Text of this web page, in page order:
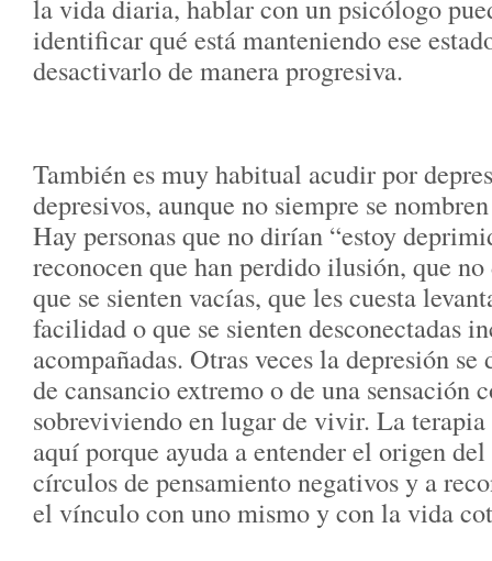
la vida diaria, hablar con un psicólogo
identificar qué está manteniendo ese
desactivarlo de manera progresiva.
También es muy habitual acudir por
depresivos, aunque no siempre se
Hay personas que no dirían “estoy
reconocen que han perdido ilusión, que
que se sienten vacías, que les cuesta
facilidad o que se sienten desconectadas
acompañadas. Otras veces la depresión
de cansancio extremo o de una sensación
sobreviviendo en lugar de vivir. La
aquí porque ayuda a entender el origen
círculos de pensamiento negativos y a
el vínculo con uno mismo y con la vida